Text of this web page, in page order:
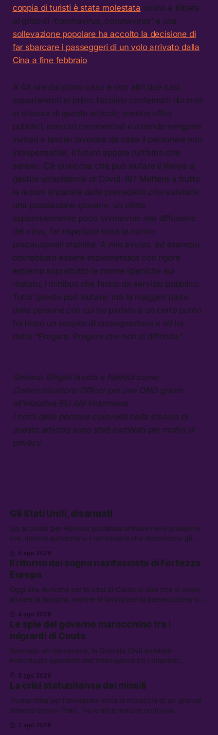
coppia di turisti è stata molestata vicino a Kibera
al grido di “coronavirus, coronavirus” e una
sollevazione popolare ha accolto la decisione di
far sbarcare i passeggeri di un volo arrivato dalla
Cina a fine febbraio.
A 48 ore dal primo caso e con altri due casi
appartenenti al primo focolaio confermati durante
la stesura di questo articolo, mentre uffici
pubblici, esercizi commerciali e aziende vengono
invitati a lasciar lavorare da casa il personale non
indispensabile, il futuro appare tutt’altro che
sereno. C’è qualcosa che può aiutare il Kenya a
gestire un’epidemia di Covid-19? Mettere a frutto
le lezioni imparate dalle precedenti crisi sanitarie,
una popolazione giovane, un clima
apparentemente poco favorevole alla diffusione
del virus, far rispettare tutte le norme
precauzionali stabilite. A mio avviso, ad esempio,
dovrebbero essere implementate con rigore
estremo soprattutto le norme igieniche sui
matatu, i minibus che fanno da servizio pubblico.
Tutto questo può aiutare: ma la maggior parte
delle persone con cui ho parlato a un certo punto
ha tirato un sospiro di rassegnazione e mi ha
detto “Pregare. Pregare che non si diffonda.”
Gemma Ghiglia lavora a Nairobi come
Communications Officer per una ONG grazie
all’iniziativa EU Aid Volunteers
I nomi delle persone coinvolte nella stesura di
questo articolo sono stati cambiati per motivi di
privacy
Gli Stati Uniti, disarmati
Un accordo per Hormuz potrebbe arrivare nelle prossime
ore, mentre aumentano i retroscena che descrivono gli
chi aspetta i dispersi di Ceuta, il boom dei carburanti
diluiti, e quanti attivisti anti data center sono stati arrestati
5 ago 2026
Il ritorno del sogno nazifascista di Fortezza
Europa
Oggi alla riunione per la crisi di Ceuta si dirà che si vuole
aiutare la Spagna, mentre si lavora per la persecuzione dei
spontanei a Gaza, un giovane di 19 anni è morto sotto il
sole per raccogliere pomodori, e cosa dice l’AI Act europeo
4 ago 2026
Le spie del governo marocchino tra i
migranti di Ceuta
Secondo un retroscena, la Guardia Civil avrebbe
individuato operatori dell’intelligence tra i migranti
hanno ucciso 19 persone a Gaza; le tensioni nel campo
largo sugli armamenti per l’Ucraina; e quanto costa una
Xbox adesso?
3 ago 2026
La crisi statunitense dei missili
Trump ritira per l’ennesima volta la minaccia di un grande
attacco contro l’Iran. Tra le altre notizie: continua
piano della maggioranza per blindare le chat di Delmastro,
2 ago 2026